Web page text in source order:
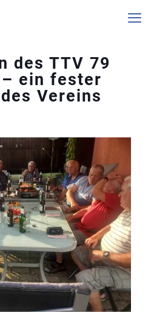
des TTV 79
ein fester
Vereins